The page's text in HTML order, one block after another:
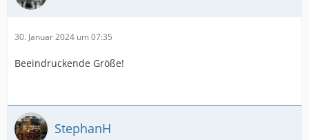
30. Januar 2024 um 07:35
Beeindruckende Größe!
StephanH